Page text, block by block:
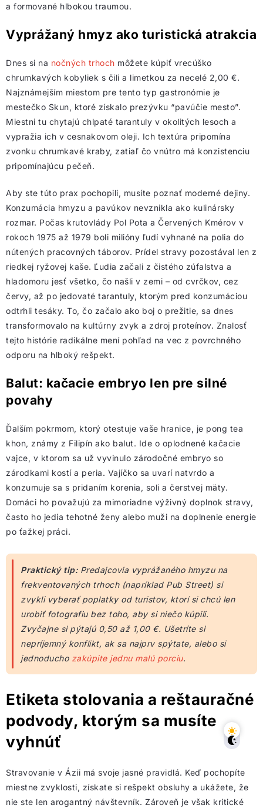
a formované hlbokou traumou.
Vyprážaný hmyz ako turistická atrakcia
Dnes si na nočných trhoch môžete kúpiť vrecúško
chrumkavých kobyliek s čili a limetkou za necelé 2,00 €.
Najznámejším miestom pre tento typ gastronómie je
mestečko Skun, ktoré získalo prezývku “pavúčie mesto”.
Miestni tu chytajú chlpaté tarantuly v okolitých lesoch a
vypražia ich v cesnakovom oleji. Ich textúra pripomína
zvonku chrumkavé kraby, zatiaľ čo vnútro má konzistenciu
pripomínajúcu pečeň.
Aby ste túto prax pochopili, musíte poznať moderné dejiny.
Konzumácia hmyzu a pavúkov nevznikla ako kulinársky
rozmar. Počas krutovlády Pol Pota a Červených Kmérov v
rokoch 1975 až 1979 boli milióny ľudí vyhnané na polia do
nútených pracovných táborov. Prídel stravy pozostával len z
riedkej ryžovej kaše. Ľudia začali z čistého zúfalstva a
hladomoru jesť všetko, čo našli v zemi – od cvrčkov, cez
červy, až po jedovaté tarantuly, ktorým pred konzumáciou
odtrhli tesáky. To, čo začalo ako boj o prežitie, sa dnes
transformovalo na kultúrny zvyk a zdroj proteínov. Znalosť
tejto histórie radikálne mení pohľad na vec z povrchného
odporu na hlboký rešpekt.
Balut: kačacie embryo len pre silné
povahy
Ďalším pokrmom, ktorý otestuje vaše hranice, je pong tea
khon, známy z Filipín ako balut. Ide o oplodnené kačacie
vajce, v ktorom sa už vyvinulo zárodočné embryo so
zárodkami kostí a peria. Vajíčko sa uvarí natvrdo a
konzumuje sa s pridaním korenia, soli a čerstvej mäty.
Domáci ho považujú za mimoriadne výživný doplnok stravy,
často ho jedia tehotné ženy alebo muži na doplnenie energie
po ťažkej práci.
Praktický tip:Predajcovia vyprážaného hmyzu na
frekventovaných trhoch (napríklad Pub Street) si
zvykli vyberať poplatky od turistov, ktorí si chcú len
urobiť fotografiu bez toho, aby si niečo kúpili.
Zvyčajne si pýtajú 0,50 až 1,00 €. Ušetríte si
nepríjemný konflikt, ak sa najprv spýtate, alebo si
jednoducho zakúpite jednu malú porciu.
Etiketa stolovania a reštauračné
podvody, ktorým sa musíte
vyhnúť
Stravovanie v Ázii má svoje jasné pravidlá. Keď pochopíte
miestne zvyklosti, získate si rešpekt obsluhy a ukážete, že
nie ste len arogantný návštevník. Zároveň je však kritické